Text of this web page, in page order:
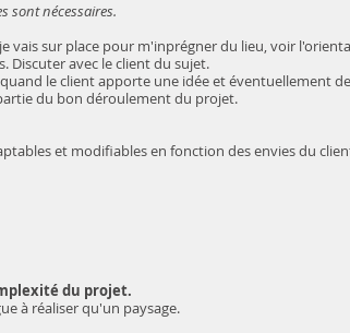
sont nécessaires.
vais sur place pour m'inprégner du lieu, voir
Discuter avec le client du sujet.
le client apporte une idée et éventuellement
du bon déroulement du projet.
et modifiables en fonction des envies du
du projet.
à réaliser qu'un paysage.